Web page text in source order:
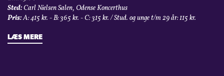
Sted:Carl Nielsen Salen, Odense Koncerthus
Pris:A: 415 kr. - B: 365 kr. - C: 315 kr. / Stud. og unge t/m 29 år: 115 kr.
LÆS MERE